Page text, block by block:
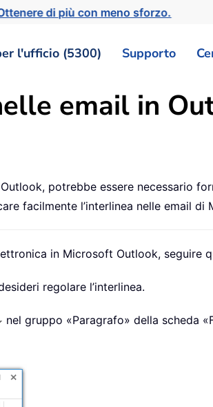
di più con meno sforzo.
l'ufficio (5300) Supporto
email in
potrebbe essere necessario
facilmente l’interlinea nelle email di
in Microsoft Outlook, seguire
regolare l’interlinea.
nel gruppo «Paragrafo» della scheda